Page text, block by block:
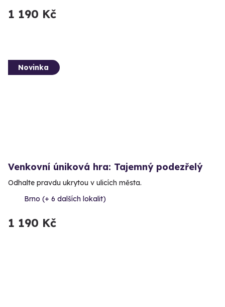
1 190 Kč
Novinka
Venkovní úniková hra: Tajemný podezřelý
Odhalte pravdu ukrytou v ulicích města.
Brno (+ 6 dalších lokalit)
1 190 Kč